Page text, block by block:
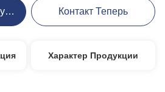
Цену Контакт Теперь
Характер Продукции